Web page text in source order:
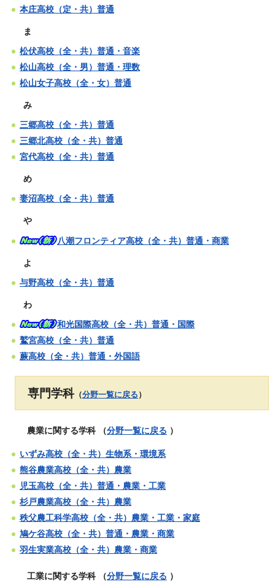
本庄高校（定・共）普通
ま
松伏高校（全・共）普通・音楽
松山高校（全・男）普通・理数
松山女子高校（全・女）普通
み
三郷高校（全・共）普通
三郷北高校（全・共）普通
宮代高校（全・共）普通
め
妻沼高校（全・共）普通
や
八潮フロンティア高校（全・共）普通・商業
よ
与野高校（全・共）普通
わ
和光国際高校（全・共）普通・国際
鷲宮高校（全・共）普通
蕨高校（全・共）普通・外国語
専門学科（分野一覧に戻る ）
農業に関する学科 （分野一覧に戻る ）
いずみ高校（全・共）生物系・環境系
熊谷農業高校（全・共）農業
児玉高校（全・共）普通・農業・工業
杉戸農業高校（全・共）農業
秩父農工科学高校（全・共）農業・工業・家庭
鳩ケ谷高校（全・共）普通・農業・商業
羽生実業高校（全・共）農業・商業
工業に関する学科 （分野一覧に戻る ）